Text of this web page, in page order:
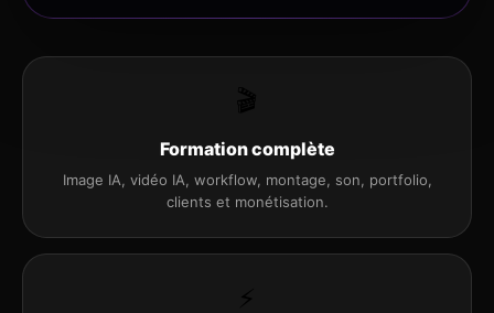
Formation complète
Image IA, vidéo IA, workflow, montage, son, portfolio,
clients et monétisation.